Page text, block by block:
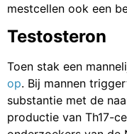
mestcellen ook een
Testosteron
Toen stak een
op. Bij mannen
substantie met de
productie van Th17-